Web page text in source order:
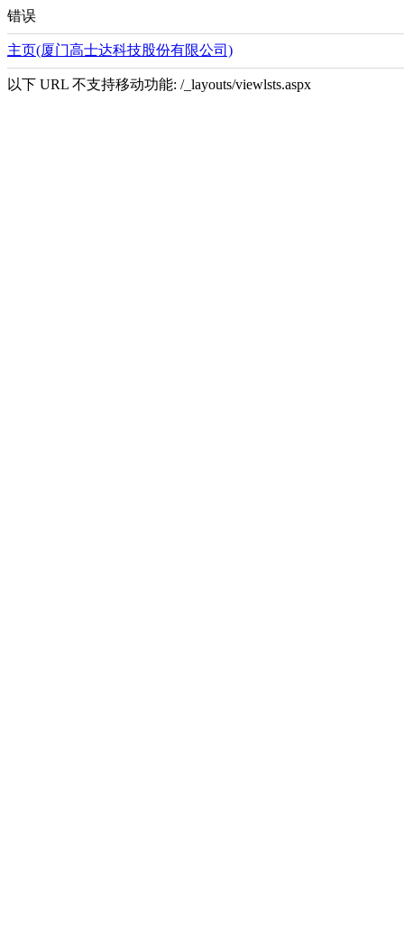
错误
主页(厦门高士达科技股份有限公司)
以下 URL 不支持移动功能: /_layouts/viewlsts.aspx